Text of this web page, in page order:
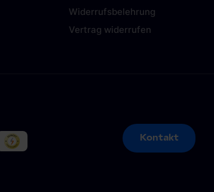
Widerrufsbelehrung
Vertrag widerrufen
Kontakt
Kontakt